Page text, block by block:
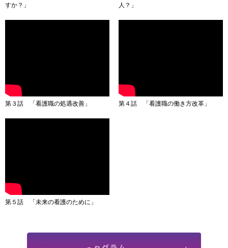
すか？」
人？」
第３話 「看護職の処遇改善」 第４話 「看護職の働き方改革」
第５話 「未来の看護のために」